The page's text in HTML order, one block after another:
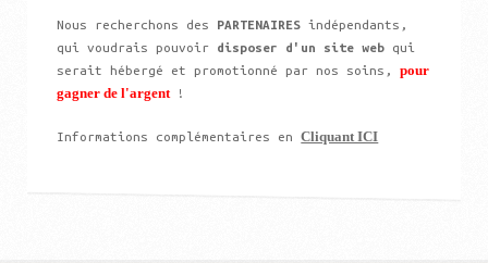
Nous recherchons des PARTENAIRES indépendants,
qui voudrais pouvoir disposer d'un site web qui
serait hébergé et promotionné par nos soins,pour
gagner de l'argent !
Informations complémentaires enCliquant ICI